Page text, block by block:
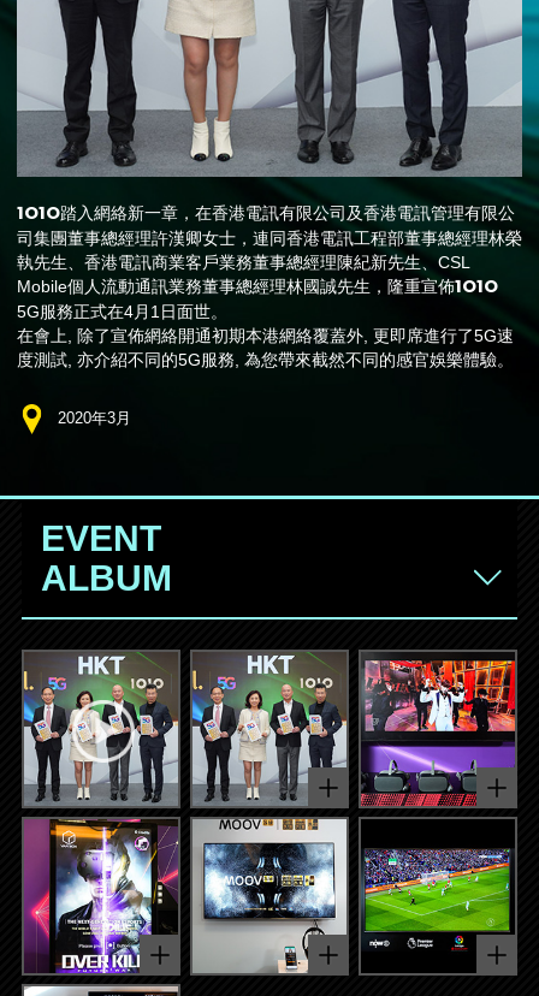
1O1O踏入網絡新一章，在香港電訊有限公司及香港電訊管理有限公
司集團董事總經理許漢卿女士，連同香港電訊工程部董事總經理林榮
執先生、香港電訊商業客戶業務董事總經理陳紀新先生、CSL
Mobile個人流動通訊業務董事總經理林國誠先生，隆重宣佈1O1O
5G服務正式在4月1日面世。
在會上, 除了宣佈網絡開通初期本港網絡覆蓋外, 更即席進行了5G速
度測試, 亦介紹不同的5G服務, 為您帶來截然不同的感官娛樂體驗。
2020年3月
EVENT
ALBUM